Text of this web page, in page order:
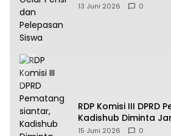
13 Juni 2026 0
RDP Komisi III DPRD
Kadishub Diminta
Alasan
15 Juni 2026 0